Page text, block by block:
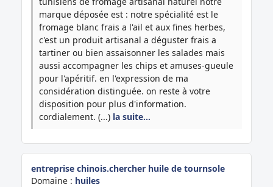
marque déposée est : notre spécialité est le
fromage blanc frais a l'ail et aux fines herbes,
c'est un produit artisanal a déguster frais a
tartiner ou bien assaisonner les salades mais
aussi accompagner les chips et amuses-gueule
pour l'apéritif. en l'expression de ma
considération distinguée. on reste à votre
disposition pour plus d'information.
cordialement. (...) la suite…
entreprise chinois.chercher huile de tournsole
Domaine : huiles